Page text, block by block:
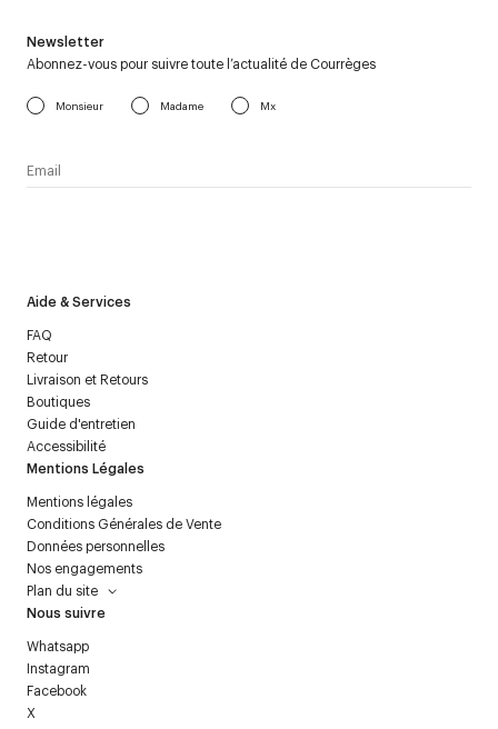
Aide & Services
FAQ
Retour
Livraison et Retours
Boutiques
Guide d'entretien
Accessibilité
Mentions Légales
Mentions légales
Conditions Générales de Vente
Données personnelles
Nos engagements
Plan du site
Nous suivre
Whatsapp
Instagram
Facebook
X
Newsletter
Abonnez-vous pour suivre toute l’actualité de Courrèges
Monsieur Madame Mx